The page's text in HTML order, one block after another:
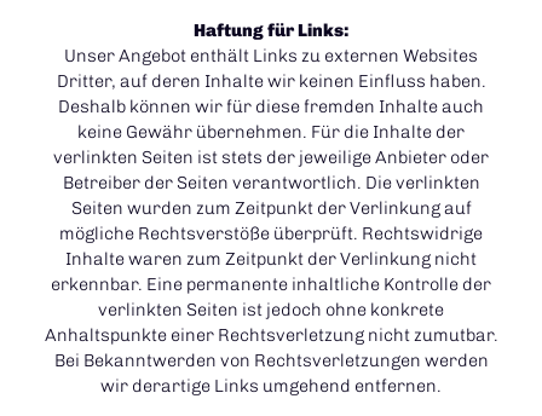
Haftung für Links:
Unser Angebot enthält Links zu externen Websites
Dritter, auf deren Inhalte wir keinen Einfluss haben.
Deshalb können wir für diese fremden Inhalte auch
keine Gewähr übernehmen. Für die Inhalte der
verlinkten Seiten ist stets der jeweilige Anbieter oder
Betreiber der Seiten verantwortlich. Die verlinkten
Seiten wurden zum Zeitpunkt der Verlinkung auf
mögliche Rechtsverstöße überprüft. Rechtswidrige
Inhalte waren zum Zeitpunkt der Verlinkung nicht
erkennbar. Eine permanente inhaltliche Kontrolle der
verlinkten Seiten ist jedoch ohne konkrete
Anhaltspunkte einer Rechtsverletzung nicht zumutbar.
Bei Bekanntwerden von Rechtsverletzungen werden
wir derartige Links umgehend entfernen.